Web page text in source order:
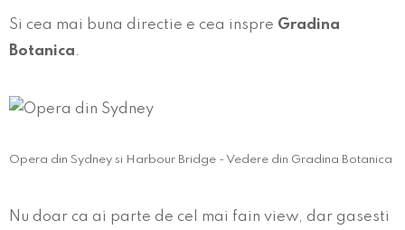
Si cea mai buna directie e cea inspre Gradina
Botanica.
Opera din Sydney si Harbour Bridge - Vedere din Gradina Botanica
Nu doar ca ai parte de cel mai fain view, dar gasesti